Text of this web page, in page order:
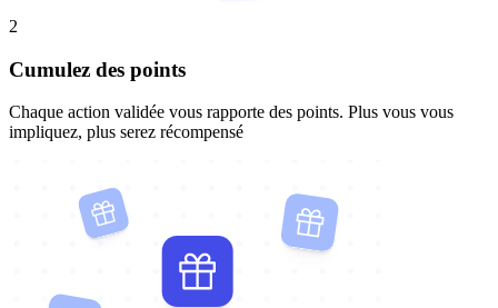
2
Cumulez des points
Chaque action validée vous rapporte des points. Plus vous vous
impliquez, plus serez récompensé